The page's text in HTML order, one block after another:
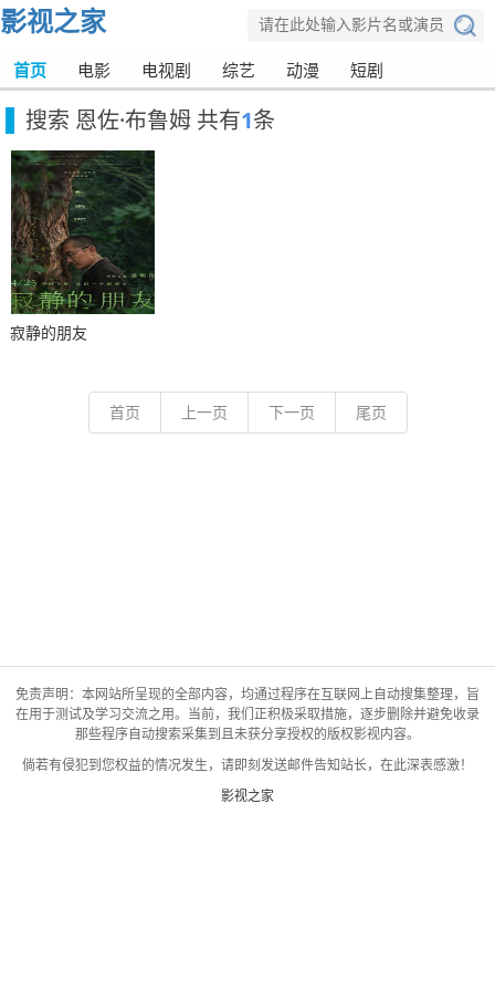
影视之家
首页 电影 电视剧 综艺 动漫 短剧
搜索 恩佐·布鲁姆 共有1条
HD中字
寂静的朋友
首页 上一页 下一页 尾页
免责声明：本网站所呈现的全部内容，均通过程序在互联网上自动搜集整理，旨
在用于测试及学习交流之用。当前，我们正积极采取措施，逐步删除并避免收录
那些程序自动搜索采集到且未获分享授权的版权影视内容。
倘若有侵犯到您权益的情况发生，请即刻发送邮件告知站长，在此深表感激！
影视之家